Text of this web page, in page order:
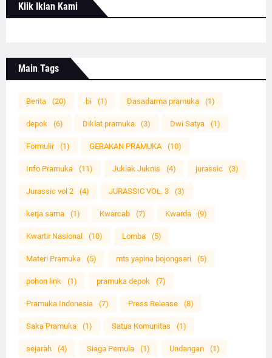
Klik Iklan Kami
Main Tags
Berita (20) bi (1) Dasadarma pramuka (1)
depok (6) Diklat pramuka (3) Dwi Satya (1)
Formulir (1) GERAKAN PRAMUKA (10)
Info Pramuka (11) Juklak Juknis (4) jurassic (3)
Jurassic vol 2 (4) JURASSIC VOL. 3 (3)
kerja sama (1) Kwarcab (7) Kwarda (9)
Kwartir Nasional (10) Lomba (5)
Materi Pramuka (5) mts yapina bojongsari (5)
pohon link (1) pramuka depok (7)
Pramuka Indonesia (7) Press Release (8)
Saka Pramuka (1) Satua Komunitas (1)
sejarah (4) Siaga Pemula (1) Undangan (1)